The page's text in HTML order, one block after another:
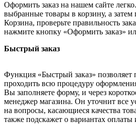
Оформить заказ на нашем сайте
выбранные товары в корзину, а затем
Корзина, проверьте правильность
нажмите кнопку «Оформить заказ»
Быстрый заказ
Функция «Быстрый заказ» позволяет
проходить всю процедуру
Вы заполняете форму, и через
менеджер магазина. Он уточнит все
на вопросы, касающиеся качества
также подскажет о вариантах оплаты